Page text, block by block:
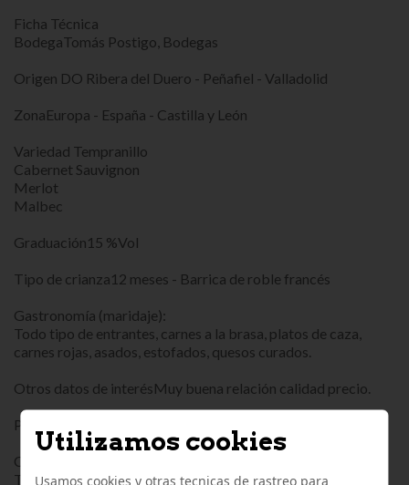
Ficha Técnica
BodegaTomás Postigo, Bodegas
Origen DO Ribera del Duero - Peñafiel - Valladolid
ZonaEuropa - España - Castilla y León
Variedad Tempranillo
Cabernet Sauvignon
Merlot
Malbec
Graduación15 %Vol
Tipo de crianza12 meses - Barrica de roble francés
Gastronomía (maridaje):
Todo tipo de entrantes, carnes a la brasa, platos de caza,
carnes rojas, asados, estofados, quesos curados.
Otros datos de interésMuy buena relación calidad precio.
Presentación Botella 75 cl
Consejos de Servicio
Temperatura de Servicio16 °C
Utilizamos cookies
Usamos cookies y otras tecnicas de rastreo para